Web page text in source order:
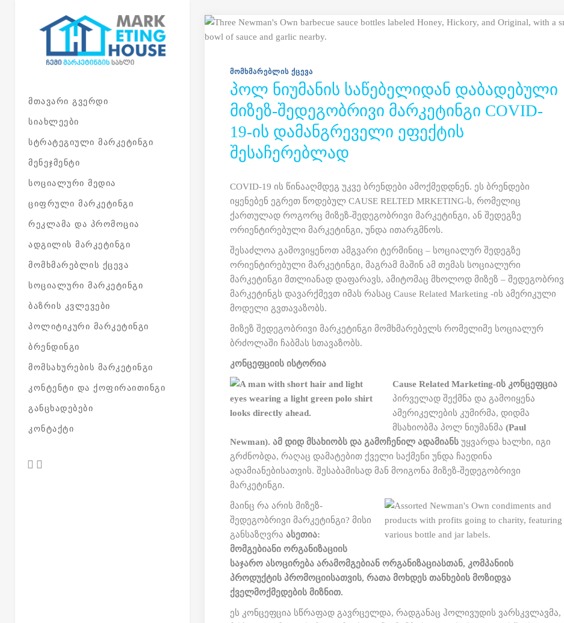
ᲛᲗᲐᲕᲐᲠᲘ ᲒᲕᲔᲠᲓᲘ
ᲡᲘᲐᲮᲚᲔᲔᲑᲘ
ᲡᲢᲠᲐᲢᲔᲒᲘᲣᲚᲘ ᲛᲐᲠᲙᲔᲢᲘᲜᲒᲘ
ᲛᲔᲜᲔᲯᲛᲔᲜᲢᲘ
ᲡᲝᲪᲘᲐᲚᲣᲠᲘ ᲛᲔᲓᲘᲐ
ᲪᲘᲤᲠᲣᲚᲘ ᲛᲐᲠᲙᲔᲢᲘᲜᲒᲘ
ᲠᲔᲙᲚᲐᲛᲐ ᲓᲐ ᲞᲠᲝᲛᲝᲪᲘᲐ
ᲐᲓᲒᲘᲚᲘᲡ ᲛᲐᲠᲙᲔᲢᲘᲜᲒᲘ
ᲛᲝᲛᲮᲛᲐᲠᲔᲑᲚᲘᲡ ᲥᲪᲔᲕᲐ
ᲡᲝᲪᲘᲐᲚᲣᲠᲘ ᲛᲐᲠᲙᲔᲢᲘᲜᲒᲘ
ᲑᲐᲖᲠᲘᲡ ᲙᲕᲚᲔᲕᲔᲑᲘ
ᲞᲝᲚᲘᲢᲘᲙᲣᲠᲘ ᲛᲐᲠᲙᲔᲢᲘᲜᲒᲘ
ᲑᲠᲔᲜᲓᲘᲜᲒᲘ
ᲛᲝᲛᲡᲐᲮᲣᲠᲔᲑᲘᲡ ᲛᲐᲠᲙᲔᲢᲘᲜᲒᲘ
ᲙᲝᲜᲢᲔᲜᲢᲘ ᲓᲐ ᲥᲝᲤᲘᲠᲐᲘᲗᲘᲜᲒᲘ
ᲒᲐᲜᲪᲮᲐᲓᲔᲑᲔᲑᲘ
ᲙᲝᲜᲢᲐᲥᲢᲘ
ᲛᲝᲛᲮᲛᲐᲠᲔᲑᲚᲘᲡ ᲥᲪᲔᲕᲐ
ᲞᲝᲚ ᲜᲘᲣᲛᲐᲜᲘᲡ ᲡᲐᲬᲔᲑᲔᲚᲘᲓᲐᲜ ᲓᲐᲑᲐᲓᲔᲑᲣᲚᲘ
ᲛᲘᲖᲔᲖ-ᲨᲔᲓᲔᲒᲝᲑᲠᲘᲕᲘ ᲛᲐᲠᲙᲔᲢᲘᲜᲒᲘ COVID-
19-ᲘᲡ ᲓᲐᲛᲐᲜᲒᲠᲔᲕᲔᲚᲘ ᲔᲤᲔᲥᲢᲘᲡ
ᲨᲔᲡᲐᲩᲔᲠᲔᲑᲚᲐᲓ
COVID-19 ის წინააღმდეგ უკვე ბრენდები ამოქმედდნენ. ეს ბრენდები
იყენებენ ეგრეთ წოდებულ CAUSE RELTED MRKETING-ს, რომელიც
ქართულად როგორც მიზეზ-შედეგობრივი მარკეტინგი, ან შედეგზე
ორიენტირებული მარკეტინგი, უნდა ითარგმნოს.
შესაძლოა გამოვიყენოთ ამგვარი ტერმინიც – სოციალურ შედეგზე
ორიენტირებული მარკეტინგი, მაგრამ მაშინ ამ თემას სოციალური
მარკეტინგი მთლიანად დაფარავს, ამიტომაც მხოლოდ მიზეზ – შედეგობრივ
მარკეტინგს დავარქმევთ იმას რასაც Cause Related Marketing -ის ამერიკული
მოდელი გვთავაზობს.
მიზეზ შედეგობრივი მარკეტინგი მომხმარებელს რომელიმე სოციალურ
ბრძოლაში ჩაბმას სთავაზობს.
კონცეფციის ისტორია
Cause Related Marketing-ის კონცეფცია
პირველად შექმნა და გამოიყენა
ამერიკელების კუმირმა, დიდმა
მსახიობმა პოლ ნიუმანმა (Paul
Newman). ამ დიდ მსახიობს და გამოჩენილ ადამიანს უყვარდა ხალხი, იგი
გრძნობდა, რაღაც დამატებით ქველი საქმენი უნდა ჩაედინა
ადამიანებისათვის. შესაბამისად მან მოიგონა მიზეზ-შედეგობრივი
მარკეტინგი.
მაინც რა არის მიზეზ-
შედეგობრივი მარკეტინგი? მისი
განსაზღვრა ასეთია:
მომგებიანი ორგანიზაციის
საჯარო ასოცირება არამომგებიან ორგანიზაციასთან, კომპანიის
პროდუქტის პრომოციისათვის, რათა მოხდეს თანხების მოზიდვა
ქველმოქმედების მიზნით.
ეს კონცეფცია სწრაფად გავრცელდა, რადგანაც ჰოლივუდის ვარსკვლავმა,